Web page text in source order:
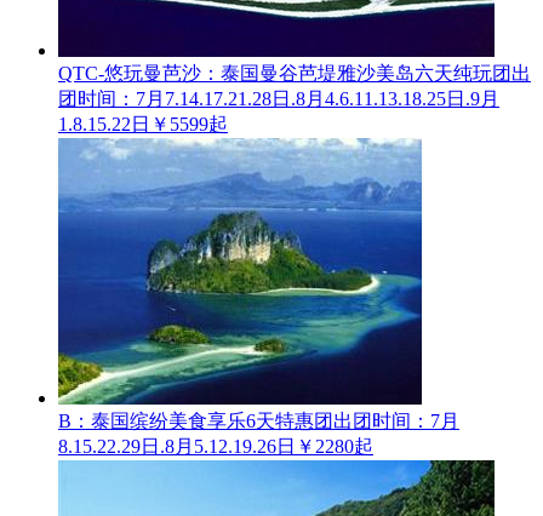
QTC-悠玩曼芭沙：泰国曼谷芭堤雅沙美岛六天纯玩团 出
团时间：7月7.14.17.21.28日.8月4.6.11.13.18.25日.9月
1.8.15.22日 ￥5599起
B：泰国缤纷美食享乐6天特惠团 出团时间：7月
8.15.22.29日.8月5.12.19.26日 ￥2280起